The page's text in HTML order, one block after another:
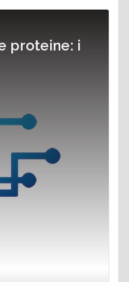
proteine: i